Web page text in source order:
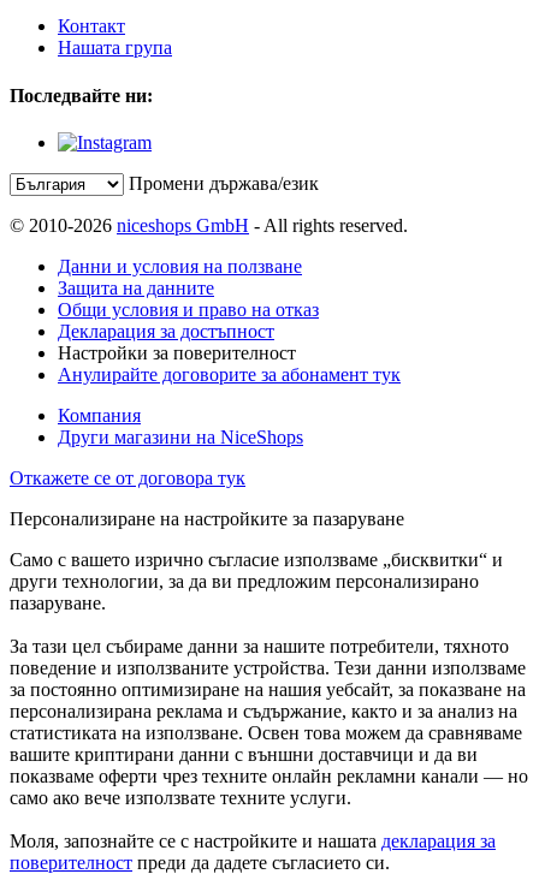
Контакт
Нашата група
Последвайте ни:
Промени държава/език
© 2010-2026 niceshops GmbH - All rights reserved.
Данни и условия на ползване
Защита на данните
Общи условия и право на отказ
Декларация за достъпност
Настройки за поверителност
Анулирайте договорите за абонамент тук
Компания
Други магазини на NiceShops
Откажете се от договора тук
Персонализиране на настройките за пазаруване
Само с вашето изрично съгласие използваме „бисквитки“ и
други технологии, за да ви предложим персонализирано
пазаруване.
За тази цел събираме данни за нашите потребители, тяхното
поведение и използваните устройства. Тези данни използваме
за постоянно оптимизиране на нашия уебсайт, за показване на
персонализирана реклама и съдържание, както и за анализ на
статистиката на използване. Освен това можем да сравняваме
вашите криптирани данни с външни доставчици и да ви
показваме оферти чрез техните онлайн рекламни канали — но
само ако вече използвате техните услуги.
Моля, запознайте се с настройките и нашата декларация за
поверителност преди да дадете съгласието си.